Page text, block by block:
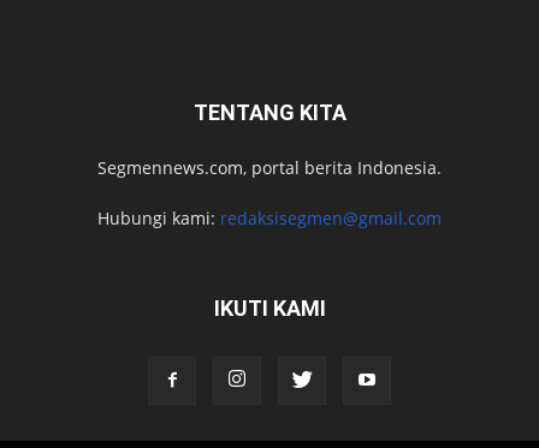
TENTANG KITA
Segmennews.com, portal berita Indonesia.
Hubungi kami: redaksisegmen@gmail.com
IKUTI KAMI